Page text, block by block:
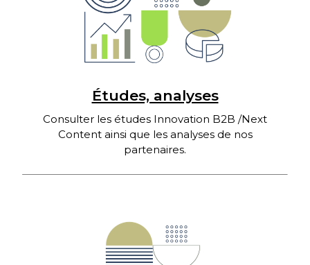
Études, analyses
Consulter les études Innovation B2B /Next
Content ainsi que les analyses de nos
partenaires.